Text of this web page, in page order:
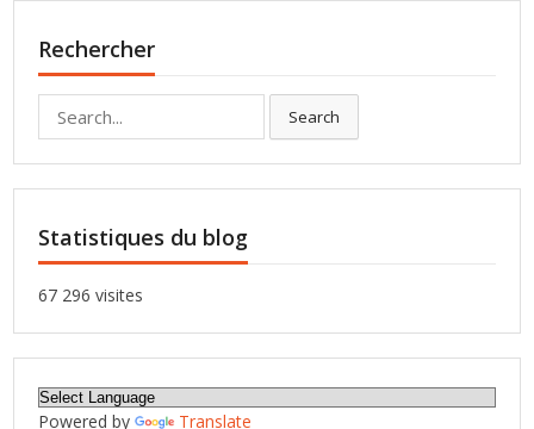
Rechercher
Search
Statistiques du blog
67 296 visites
Powered by Translate